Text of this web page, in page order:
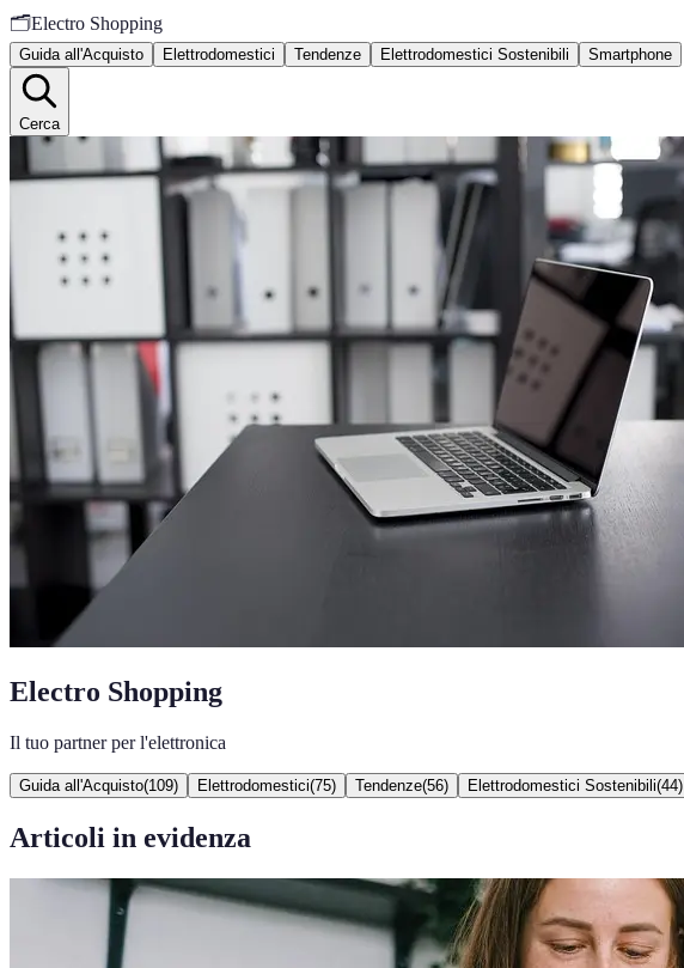
🗂️Electro Shopping
Guida all'Acquisto Elettrodomestici Tendenze Elettrodomestici Sostenibili Smartphone
Cerca
Electro Shopping
Il tuo partner per l'elettronica
Guida all'Acquisto(109) Elettrodomestici(75) Tendenze(56) Elettrodomestici Sostenibili(44)
Articoli in evidenza